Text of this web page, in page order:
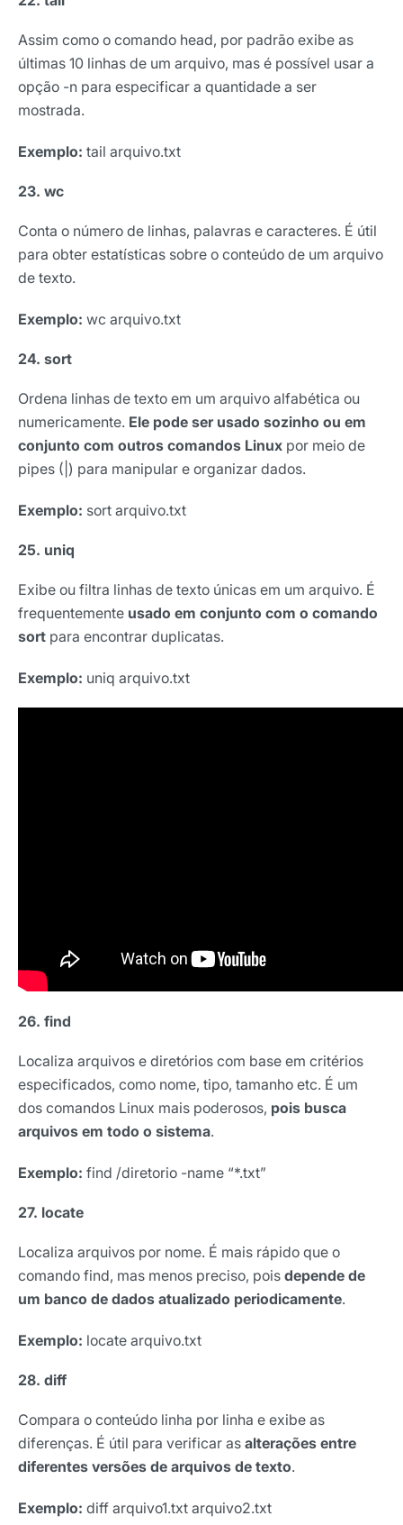
Assim como o comando head, por padrão exibe as
últimas 10 linhas de um arquivo, mas é possível usar a
opção -n para especificar a quantidade a ser
mostrada.
Exemplo: tail arquivo.txt
23. wc
Conta o número de linhas, palavras e caracteres. É útil
para obter estatísticas sobre o conteúdo de um arquivo
de texto.
Exemplo: wc arquivo.txt
24. sort
Ordena linhas de texto em um arquivo alfabética ou
numericamente. Ele pode ser usado sozinho ou em
conjunto com outros comandos Linux por meio de
pipes (|) para manipular e organizar dados.
Exemplo: sort arquivo.txt
25. uniq
Exibe ou filtra linhas de texto únicas em um arquivo. É
frequentemente usado em conjunto com o comando
sort para encontrar duplicatas.
Exemplo: uniq arquivo.txt
26. find
Localiza arquivos e diretórios com base em critérios
especificados, como nome, tipo, tamanho etc. É um
dos comandos Linux mais poderosos, pois busca
arquivos em todo o sistema.
Exemplo: find /diretorio -name “*.txt”
27. locate
Localiza arquivos por nome. É mais rápido que o
comando find, mas menos preciso, pois depende de
um banco de dados atualizado periodicamente.
Exemplo: locate arquivo.txt
28. diff
Compara o conteúdo linha por linha e exibe as
diferenças. É útil para verificar as alterações entre
diferentes versões de arquivos de texto.
Exemplo: diff arquivo1.txt arquivo2.txt
E-mail
Selecione sua área de atuação
*Ao assinar nossa newsletter, você concorda em receber
Políticas de Privacidade